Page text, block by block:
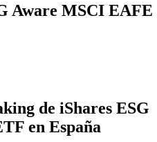
Aware MSCI EAFE
de iShares ESG
en España